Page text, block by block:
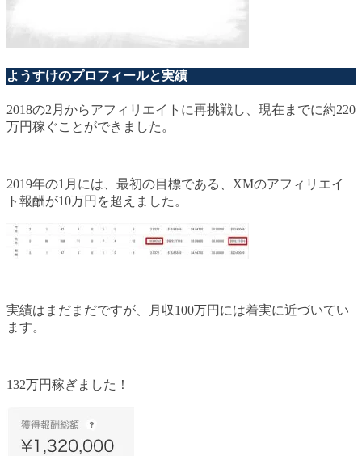
ようすけのプロフィールと実績
2018の2月からアフィリエイトに再挑戦し、現在までに約220
万円稼ぐことができました。
2019年の1月には、最初の目標である、XMのアフィリエイ
ト報酬が10万円を超えました。
実績はまだまだですが、月収100万円には着実に近づいてい
ます。
132万円稼ぎました！